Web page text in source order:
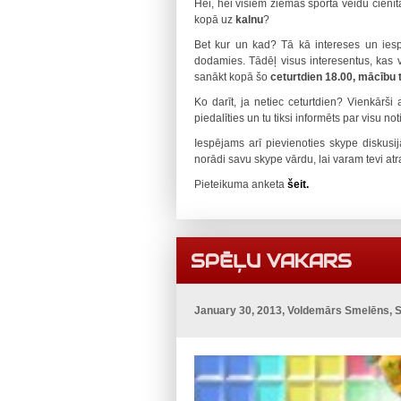
Hei, hei visiem ziemas sporta veidu
kopā uz kalnu?
Bet kur un kad? Tā kā intereses un
dodamies. Tādēļ visus interesentus,
sanākt kopā šo ceturtdien 18.00, mācību
Ko darīt, ja netiec ceturtdien?
piedalīties un tu tiksi informēts par visu
Iespējams arī pievienoties skype
norādi savu skype vārdu, lai varam tevi
Pieteikuma anketa šeit.
SPĒĻU VAKARS
January 30, 2013, Voldemārs Smelēns,